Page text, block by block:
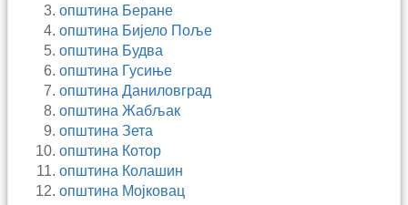
општина Беране
општина Бијело Поље
општина Будва
општина Гусиње
општина Даниловград
општина Жабљак
општина Зета
општина Котор
општина Колашин
општина Мојковац